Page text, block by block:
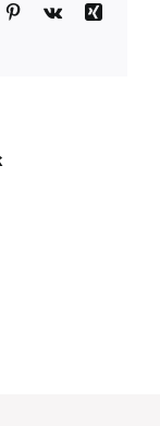
Pinterest
Vk
Xing